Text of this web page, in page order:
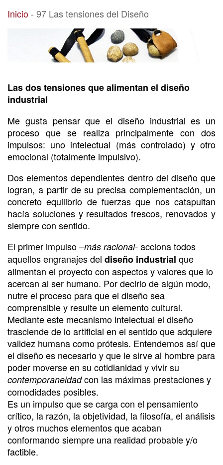
97 Las tensiones del Diseño
Inicio- 97 Las tensiones del Diseño
Las dos tensiones que alimentan el diseño
industrial
Me gusta pensar que el diseño industrial es un
proceso que se realiza principalmente con dos
impulsos: uno intelectual (más controlado) y otro
emocional (totalmente impulsivo).
Dos elementos dependientes dentro del diseño que
logran, a partir de su precisa complementación, un
concreto equilibrio de fuerzas que nos catapultan
hacía soluciones y resultados frescos, renovados y
siempre con sentido.
El primer impulso –más racional- acciona todos
aquellos engranajes del diseño industrial que
alimentan el proyecto con aspectos y valores que lo
acercan al ser humano. Por decirlo de algún modo,
nutre el proceso para que el diseño sea
comprensible y resulte un elemento cultural.
Mediante este mecanismo intelectual el diseño
trasciende de lo artificial en el sentido que adquiere
validez humana como prótesis. Entendemos así que
el diseño es necesario y que le sirve al hombre para
poder moverse en su cotidianidad y vivir su
contemporaneidadcon las máximas prestaciones y
comodidades posibles.
Es un impulso que se carga con el pensamiento
crítico, la razón, la objetividad, la filosofía, el análisis
y otros muchos elementos que acaban
conformando siempre una realidad probable y/o
factible.